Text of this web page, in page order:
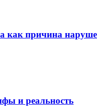
как причина
и реальность